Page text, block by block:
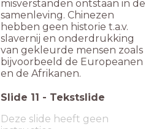
misverstanden ontstaan in de
samenleving. Chinezen
hebben geen historie t.a.v.
slavernij en onderdrukking
van gekleurde mensen zoals
bijvoorbeeld de Europeanen
en de Afrikanen.
Slide 11 - Tekstslide
Deze slide heeft geen